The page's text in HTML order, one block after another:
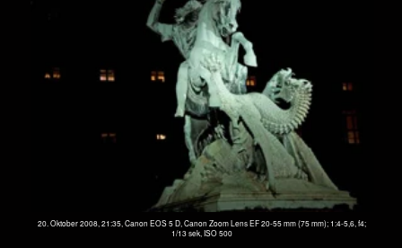
20. Oktober 2008, 21:35, Canon EOS 5 D, Canon Zoom Lens EF 20-55 mm (75 mm); 1:4-5,6, f4;
1/13 sek, ISO 500
Diese Skulptur wurde 1855 von August Kiss geschaffen und 1859 in Lauchhammer in Bronze
gegossen. Er war im Gegensatz zu vielen Künstlern ein reicher Mann und so schenkte er sie
Bevor die geistig Minderbemittelten 1950 das Stadtschloss sprengten, hatten sie einen lichten
Moment und stellten den Heiligen Georg vorher im Volkspark Friedrichshain auf. Als sie dann
sahen, dass das Nikolaiviertel doch aus zu viel Beton erbaut war, brachten sie das schöne und
Die achteinhalb Tonnen wurden im Sommer 2010 auf einen Spreekahn verladen, so, wie sie
wohl einst hierher gekommen sind. St. Georg wird restauriert. Per Kahn ging es nach Rudow
und per Tieflader ohne Behinderung einer Brückenunterquerung weiter nach Adlershof und
der Restaurator Bernd Helmich hat bis Sommer 2011 zu tun. Die 5 m hohe Skulptur hätte unter
Das Nikolaiviertel ist verarmt ohne seinen absoluten Höhepunkt, der Denkmalssockel ist
vergammelt - nach lächerlichen 23 Jahren Standzeit! Die Jungs da drüben haben auch nichts